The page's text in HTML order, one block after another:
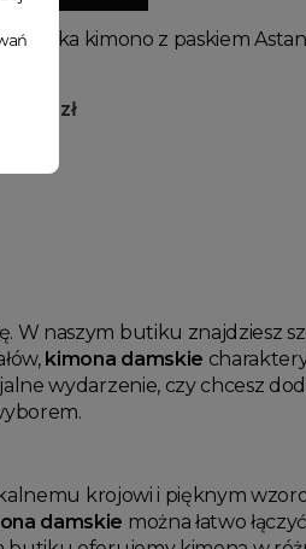
kimono z paskiem
199,99 zł
W naszym butiku znajdziesz
kimona damskie
wydarzenie, czy chcesz
krojowi i pięknym
damskie można łatwo